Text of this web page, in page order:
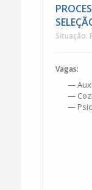
Situação:
Vagas:
—
—
—